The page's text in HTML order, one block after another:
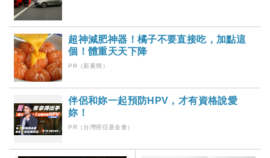
超神減肥神器！橘子不要直接吃，加點這
個！體重天天下降
PR（新素簡）
伴侶和妳一起預防HPV，才有資格說愛
妳！
PR（台灣癌症基金會）